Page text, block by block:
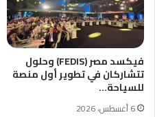
فيكسد مصر (FEDIS) وحلول
تتشاركان في تطوير أول منصة
للسياحة…
6 أغسطس، 2026